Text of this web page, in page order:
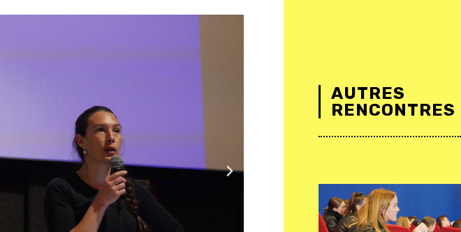
AUTRES
RENCONTRES